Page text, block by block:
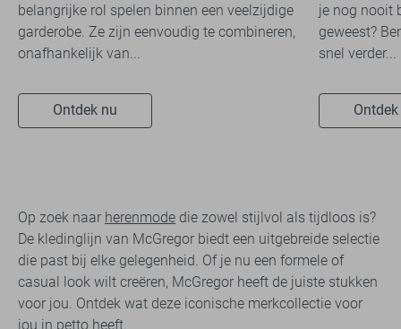
belangrijke rol spelen binnen een veelzijdige
garderobe. Ze zijn eenvoudig te combineren,
onafhankelijk van...
Ontdek nu
je nog nooit
geweest?
snel verder...
Op zoek naar herenmode die zowel stijlvol als tijdloos is?
De kledinglijn van McGregor biedt een uitgebreide selectie
die past bij elke gelegenheid. Of je nu een formele of
casual look wilt creëren, McGregor heeft de juiste stukken
voor jou. Ontdek wat deze iconische merkcollectie voor
jou in petto heeft.